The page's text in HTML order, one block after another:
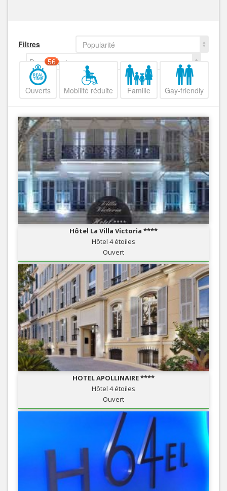
Filtres
Popularité
Decroissant
Ouverts
56
Mobilité réduite Famille Gay-friendly
Hôtel La Villa Victoria ****
Hôtel 4 étoiles
Ouvert
HOTEL APOLLINAIRE ****
Hôtel 4 étoiles
Ouvert